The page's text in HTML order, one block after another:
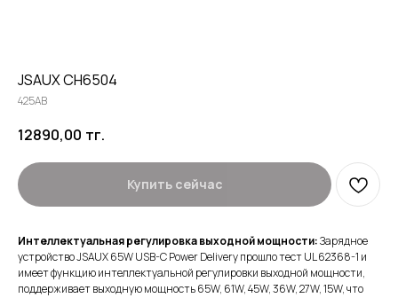
JSAUX CH6504
425AB
12890,00 тг.
Купить сейчас
Интеллектуальная регулировка выходной мощности:Зарядное
устройство JSAUX 65W USB-C Power Delivery прошло тест UL 62368-1 и
имеет функцию интеллектуальной регулировки выходной мощности,
поддерживает выходную мощность 65W, 61W, 45W, 36W, 27W, 15W, что